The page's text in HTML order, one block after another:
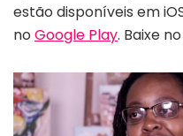
estão disponíveis em
no Google Play. Baixe